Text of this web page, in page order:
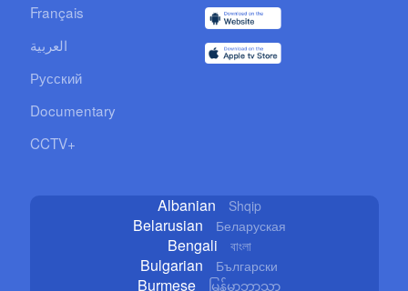
Français
العربية
Русский
Documentary
CCTV+
Albanian Shqip
Belarusian Беларуская
Bengali বাংলা
Bulgarian Български
Burmese မြန်မာဘာသာ